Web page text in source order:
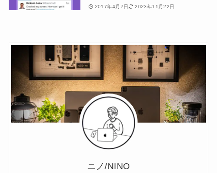
2017年4月7日 2023年11月22日
ニノ/NINO